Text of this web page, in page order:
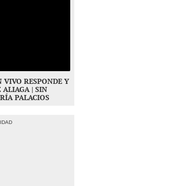
RESPONDE Y
ALIAGA | SIN
PALACIOS